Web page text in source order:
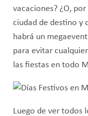
vacaciones? ¿O,
ciudad de destino y
habrá un
para evitar
las fiestas en todo
Luego de ver todos